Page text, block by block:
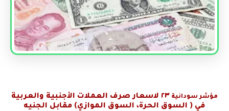
مؤشر سودانية ٢٣ لاسعار صرف العملات الأجنبية والعربية
في ( السوق الحرة، السوق الموازي) مقابل الجنيه